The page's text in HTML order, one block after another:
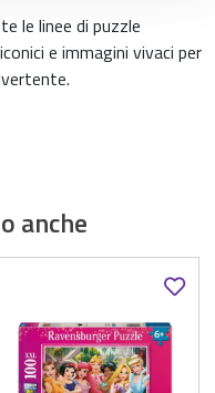
le linee di puzzle
e immagini vivaci per
anche